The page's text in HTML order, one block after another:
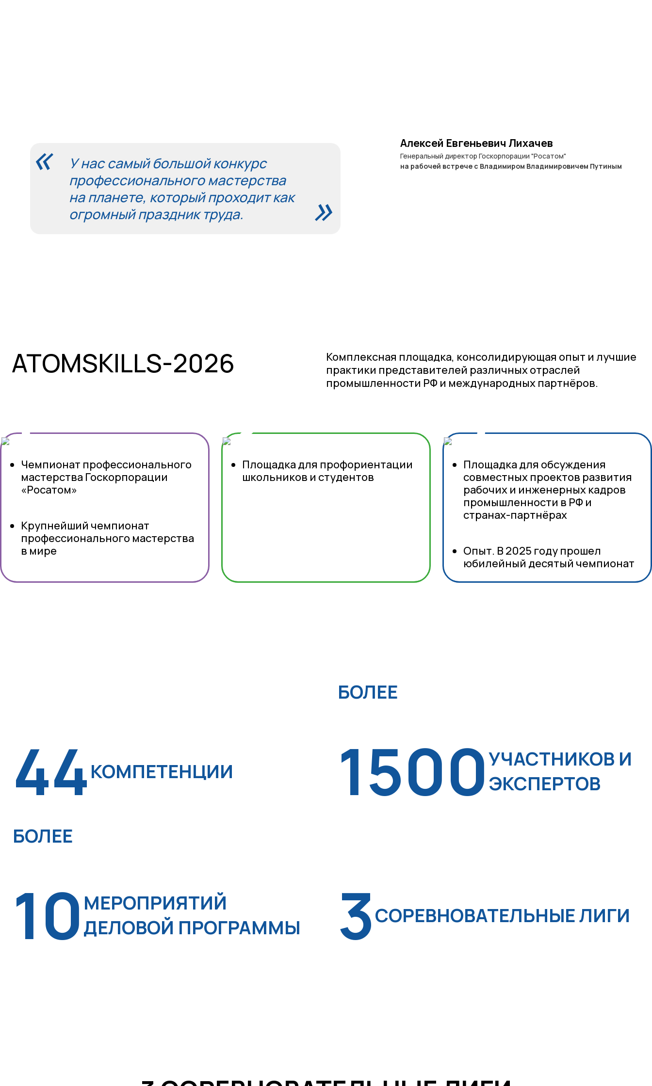
«
У нас самый большой конкурс
профессионального мастерства
на планете, который проходит как
огромный праздник труда.
»
Алексей Евгеньевич Лихачев
Генеральный директор Госкорпорации "Росатом"
на рабочей встрече с Владимиром Владимировичем Путиным
ATOMSKILLS-2026
Комплексная площадка, консолидирующая опыт и лучшие
практики представителей различных отраслей
промышленности РФ и международных партнёров.
1
Чемпионат профессионального
мастерства Госкорпорации
«Росатом»
Крупнейший чемпионат
профессионального мастерства
в мире
2
Площадка для профориентации
школьников и студентов
3
Площадка для обсуждения
совместных проектов развития
рабочих и инженерных кадров
промышленности в РФ и
странах-партнёрах
Опыт. В 2025 году прошел
юбилейный десятый чемпионат
44КОМПЕТЕНЦИИ
БОЛЕЕ
1500УЧАСТНИКОВ И
ЭКСПЕРТОВ
БОЛЕЕ
10 МЕРОПРИЯТИЙ
ДЕЛОВОЙ ПРОГРАММЫ
3СОРЕВНОВАТЕЛЬНЫЕ ЛИГИ